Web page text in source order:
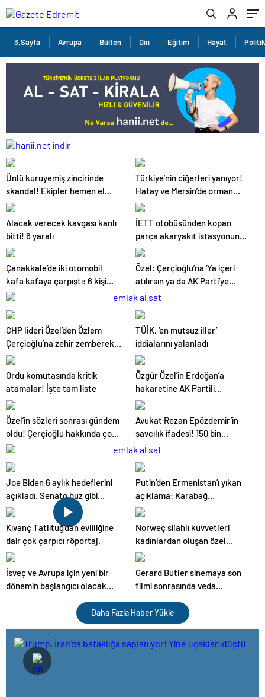
3.Sayfa Avrupa Bülten Din Eğitim Hayat
Ünlü kuruyemiş zincirinde
skandal! Ekipler hemen el
koydu
Türkiye’nin ciğerleri yanıyor!
Hatay ve Mersin’de orman
yangınları çıktı
Alacak verecek kavgası kanlı
bitti! 6 yaralı
İETT otobüsünden kopan
parça akaryakıt istasyonuna
düştü
Çanakkale’de iki otomobil
kafa kafaya çarpıştı: 6 kişi
hayatını kaybetti
Özel: Çerçioğlu’na ‘Ya içeri
atılırsın ya da AK Parti’ye
katılırsın’ demişler
CHP lideri Özel’den Özlem
Çerçioğlu’na zehir zemberek
sözler
TÜİK, ‘en mutsuz iller’
iddialarını yalanladı
Ordu komutasında kritik
atamalar! İşte tam liste
Özgür Özel’in Erdoğan’a
hakaretine AK Partili
Baykoç’tan sert tepki: Son
Özel’in sözleri sonrası gündem
oldu! Çerçioğlu hakkında çok
sayıda suç dosyası iddiası
Avukat Rezan Epözdemir’in
savcılık ifadesi! 150 bin
dolarlık rüşvet iddiası soruldu
Joe Biden 6 aylık hedeflerini
açıkladı. Senato buz gibi…
Putin’den Ermenistan’ı yıkan
açıklama: Karabağ
Azerbaycan’ın ayrılmaz bir
Kıvanç Tatlıtuğ’dan evliliğine
dair çok çarpıcı röportaj.
Norweç silahlı kuvvetleri
kadınlardan oluşan özel
kuvvetler eğitimlerini başlattı.
İsveç ve Avrupa için yeni bir
dönemin başlangıcı olacak
Gerard Butler sinemaya son
filmi sonrasında veda
Daha Fazla Haber Yükle